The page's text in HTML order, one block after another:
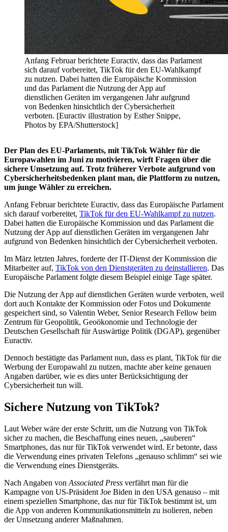
Anfang Februar berichtete Euractiv, dass das Parlament
sich darauf vorbereitet, TikTok für den EU-Wahlkampf
zu nutzen. Dabei hatten die Europäische Kommission
und das Parlament die Nutzung der App auf
dienstlichen Geräten im vergangenen Jahr aufgrund
von Bedenken hinsichtlich der Cybersicherheit
verboten. [Euractiv illustration by Esther Snippe,
Photos by EPA/Shutterstock]
Der Plan des EU-Parlaments, mit TikTok Wähler für die
Europawahlen im Juni zu motivieren, wirft Fragen über die
sichere Umsetzung auf. Trotz früherer Verbote aufgrund von
Cybersicherheitsbedenken plant man, die Plattform zu nutzen,
um junge Wähler zu erreichen.
Anfang Februar berichtete Euractiv, dass das Europäische Parlament
sich darauf vorbereitet, TikTok für den EU-Wahlkampf zu nutzen.
Dabei hatten die Europäische Kommission und das Parlament die
Nutzung der App auf dienstlichen Geräten im vergangenen Jahr
aufgrund von Bedenken hinsichtlich der Cybersicherheit verboten.
Im März letzten Jahres, forderte der IT-Dienst der Kommission die
Mitarbeiter auf, TikTok von den Dienstgeräten zu deinstallieren. Das
Europäische Parlament folgte diesem Beispiel einige Tage später.
Die Nutzung der App auf dienstlichen Geräten wurde verboten, weil
dort auch Kontakte der Kommission oder Fotos und Dokumente
gespeichert sind, so Valentin Weber, Senior Research Fellow beim
Zentrum für Geopolitik, Geoökonomie und Technologie der
Deutschen Gesellschaft für Auswärtige Politik (DGAP), gegenüber
Euractiv.
Dennoch bestätigte das Parlament nun, dass es plant, TikTok für die
Werbung der Europawahl zu nutzen, machte aber keine genauen
Angaben darüber, wie es dies unter Berücksichtigung der
Cybersicherheit tun will.
Sichere Nutzung von TikTok?
Laut Weber wäre der erste Schritt, um die Nutzung von TikTok
sicher zu machen, die Beschaffung eines neuen, „sauberen“
Smartphones, das nur für TikTok verwendet wird. Er betonte, dass
die Verwendung eines privaten Telefons „genauso schlimm“ sei wie
die Verwendung eines Dienstgeräts.
Nach Angaben von Associated Press verfährt man für die
Kampagne von US-Präsident Joe Biden in den USA genauso – mit
einem speziellen Smartphone, das nur für TikTok bestimmt ist, um
die App von anderen Kommunikationsmitteln zu isolieren, neben
der Umsetzung anderer Maßnahmen.